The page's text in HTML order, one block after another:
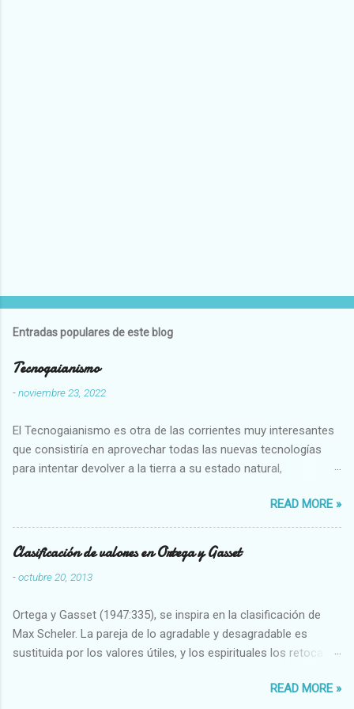
Entradas populares de este blog
Tecnogaianismo
-noviembre 23, 2022
El Tecnogaianismo es otra de las corrientes muy interesantes
que consistiría en aprovechar todas las nuevas tecnologías
para intentar devolver a la tierra a su estado natural,
READ MORE »
Clasificación de valores en Ortega y Gasset
-octubre 20, 2013
Ortega y Gasset (1947:335), se inspira en la clasificación de
Max Scheler. La pareja de lo agradable y desagradable es
sustituida por los valores útiles, y los espirituales los retoca.
Abundante-Escaso,etc 2 VITALES Sano-Enfermo Selecto-
READ MORE »